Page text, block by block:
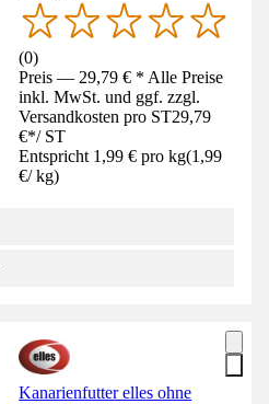
(0)
Preis — 29,79 € * Alle Preise
inkl. MwSt. und ggf. zzgl.
Versandkosten pro ST29,79
€*/ ST
Entspricht 1,99 € pro kg(1,99
€/ kg)
Kanarienfutter elles ohne